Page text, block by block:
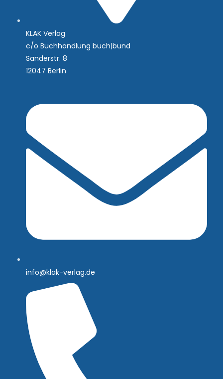
KLAK Verlag
c/o Buchhandlung buch|bund
Sanderstr. 8
12047 Berlin
info@klak-verlag.de